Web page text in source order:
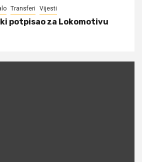
Transferi Vijesti
potpisao za Lokomotivu